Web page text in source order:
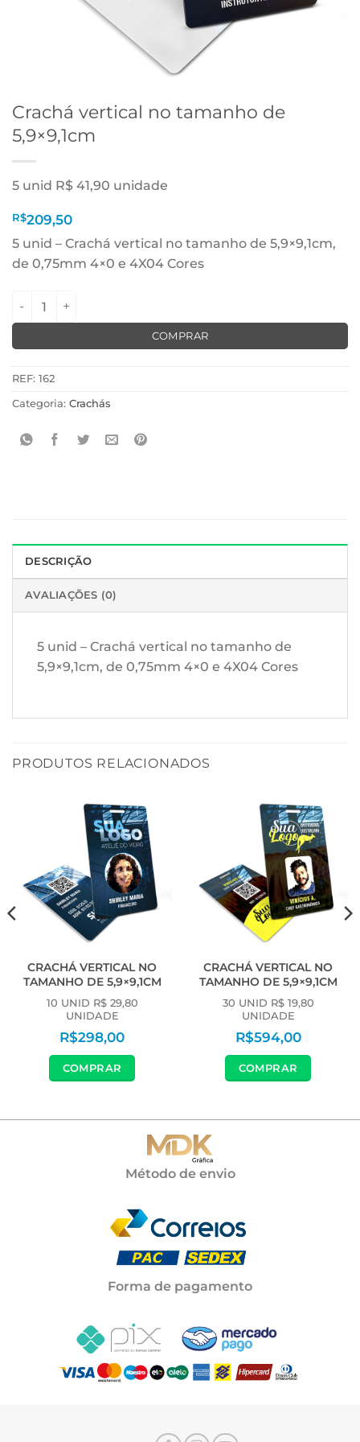
Crachá vertical no tamanho de
5,9×9,1cm
5 unid R$ 41,90 unidade
R$209,50
5 unid – Crachá vertical no tamanho de 5,9×9,1cm,
de 0,75mm 4×0 e 4X04 Cores
Crachá vertical no tamanho de 5,9x9,1cm quantidade
COMPRAR
REF: 162
Categoria: Crachás
DESCRIÇÃO
AVALIAÇÕES (0)
5 unid – Crachá vertical no tamanho de
5,9×9,1cm, de 0,75mm 4×0 e 4X04 Cores
PRODUTOS RELACIONADOS
CRACHÁ VERTICAL NO
TAMANHO DE 5,9×9,1CM
10 UNID R$ 29,80
UNIDADE
R$298,00
COMPRAR
CRACHÁ VERTICAL NO
TAMANHO DE 5,9×9,1CM
30 UNID R$ 19,80
UNIDADE
R$594,00
COMPRAR
Método de envio
Forma de pagamento